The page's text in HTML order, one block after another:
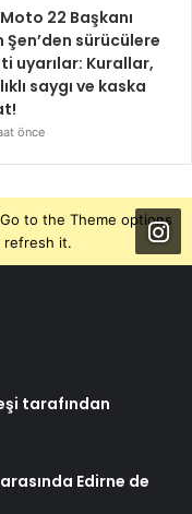
22 Başkanı
Şen’den sürücülere
uyarılar: Kurallar,
saygı ve kaska
önce
to the Theme options
refresh it.
tarafından
Edirne de